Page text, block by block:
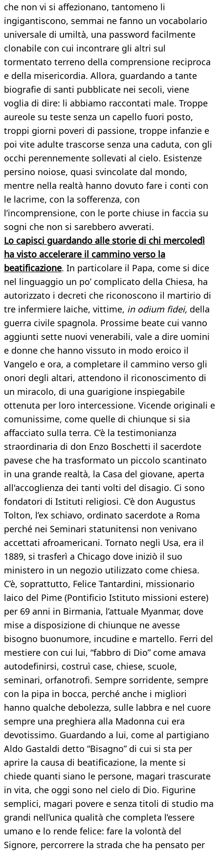
che non vi si affezionano, tantomeno li
ingigantiscono, semmai ne fanno un vocabolario
universale di umiltà, una password facilmente
clonabile con cui incontrare gli altri sul
tormentato terreno della comprensione reciproca
e della misericordia. Allora, guardando a tante
biografie di santi pubblicate nei secoli, viene
voglia di dire: li abbiamo raccontati male. Troppe
aureole su teste senza un capello fuori posto,
troppi giorni poveri di passione, troppe infanzie e
poi vite adulte trascorse senza una caduta, con gli
occhi perennemente sollevati al cielo. Esistenze
persino noiose, quasi svincolate dal mondo,
mentre nella realtà hanno dovuto fare i conti con
le lacrime, con la sofferenza, con
l’incomprensione, con le porte chiuse in faccia su
sogni che non si sarebbero avverati.
Lo capisci guardando alle storie di chi mercoledì
ha visto accelerare il cammino verso la
beatificazione. In particolare il Papa, come si dice
nel linguaggio un po’ complicato della Chiesa, ha
autorizzato i decreti che riconoscono il martirio di
tre infermiere laiche, vittime, in odium fidei, della
guerra civile spagnola. Prossime beate cui vanno
aggiunti sette nuovi venerabili, vale a dire uomini
e donne che hanno vissuto in modo eroico il
Vangelo e ora, a completare il cammino verso gli
onori degli altari, attendono il riconoscimento di
un miracolo, di una guarigione inspiegabile
ottenuta per loro intercessione. Vicende originali e
comunissime, come quelle di chiunque si sia
affacciato sulla terra. C’è la testimonianza
straordinaria di don Enzo Boschetti il sacerdote
pavese che ha trasformato un piccolo scantinato
in una grande realtà, la Casa del giovane, aperta
all'accoglienza dei tanti volti del disagio. Ci sono
fondatori di Istituti religiosi. C’è don Augustus
Tolton, l’ex schiavo, ordinato sacerdote a Roma
perché nei Seminari statunitensi non venivano
accettati afroamericani. Tornato negli Usa, era il
1889, si trasferì a Chicago dove iniziò il suo
ministero in un negozio utilizzato come chiesa.
C’è, soprattutto, Felice Tantardini, missionario
laico del Pime (Pontificio Istituto missioni estere)
per 69 anni in Birmania, l’attuale Myanmar, dove
mise a disposizione di chiunque ne avesse
bisogno buonumore, incudine e martello. Ferri del
mestiere con cui lui, “fabbro di Dio” come amava
autodefinirsi, costruì case, chiese, scuole,
seminari, orfanotrofi. Sempre sorridente, sempre
con la pipa in bocca, perché anche i migliori
hanno qualche debolezza, sulle labbra e nel cuore
sempre una preghiera alla Madonna cui era
devotissimo. Guardando a lui, come al partigiano
Aldo Gastaldi detto “Bisagno” di cui si sta per
aprire la causa di beatificazione, la mente si
chiede quanti siano le persone, magari trascurate
in vita, che oggi sono nel cielo di Dio. Figurine
semplici, magari povere e senza titoli di studio ma
grandi nell’unica qualità che completa l’essere
umano e lo rende felice: fare la volontà del
Signore, percorrere la strada che ha pensato per